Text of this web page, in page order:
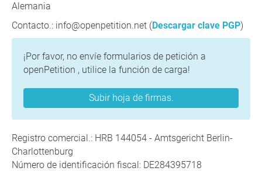
Alemania
Contacto.: info@openpetition.net (Descargar clave PGP)
¡Por favor, no envíe formularios de petición a
openPetition , utilice la función de carga!
Subir hoja de firmas.
Registro comercial.: HRB 144054 - Amtsgericht Berlin-
Charlottenburg
Número de identificación fiscal: DE284395718